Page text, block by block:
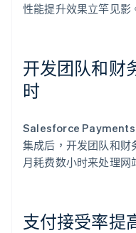
性能提升效果立竿见影
开发团队和财
时
Salesforce Payments
集成后，开发团队和财
月耗费数小时来处理网
支付接受率提